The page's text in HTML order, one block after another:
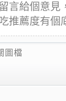
言給個意見
推薦度有個